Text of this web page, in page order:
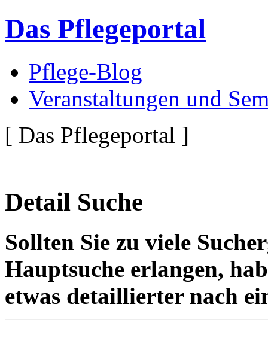
Das Pflegeportal
Pflege-Blog
Veranstaltungen und
[ Das Pflegeportal ]
Detail Suche
Sollten Sie zu viele
Hauptsuche erlangen,
etwas detaillierter nach